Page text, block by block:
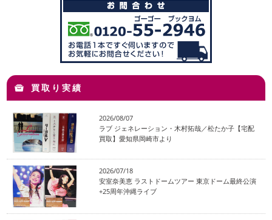
買取り実績
2026/08/07
ラブ ジェネレーション・木村拓哉／松たか子【宅配
買取】愛知県岡崎市より
2026/07/18
安室奈美恵 ラストドームツアー 東京ドーム最終公演
+25周年沖縄ライブ